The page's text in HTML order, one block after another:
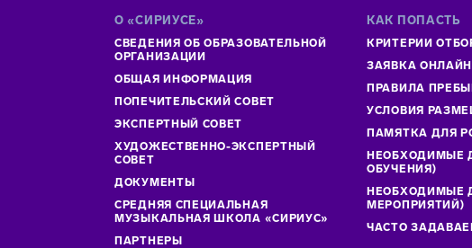
О «СИРИУСЕ»
СВЕДЕНИЯ ОБ ОБРАЗОВАТЕЛЬНОЙ
ОРГАНИЗАЦИИ
ОБЩАЯ ИНФОРМАЦИЯ
ПОПЕЧИТЕЛЬСКИЙ СОВЕТ
ЭКСПЕРТНЫЙ СОВЕТ
ХУДОЖЕСТВЕННО-ЭКСПЕРТНЫЙ
СОВЕТ
ДОКУМЕНТЫ
СРЕДНЯЯ СПЕЦИАЛЬНАЯ
МУЗЫКАЛЬНАЯ ШКОЛА «СИРИУС»
ПАРТНЕРЫ
КАК ПОПАСТЬ
КРИТЕРИИ
ЗАЯВКА ОНЛАЙН
ПРАВИЛА
УСЛОВИЯ
ПАМЯТКА ДЛЯ
НЕОБХОДИМЫЕ
ОБУЧЕНИЯ)
НЕОБХОДИМЫЕ
МЕРОПРИЯТИЙ)
ЧАСТО